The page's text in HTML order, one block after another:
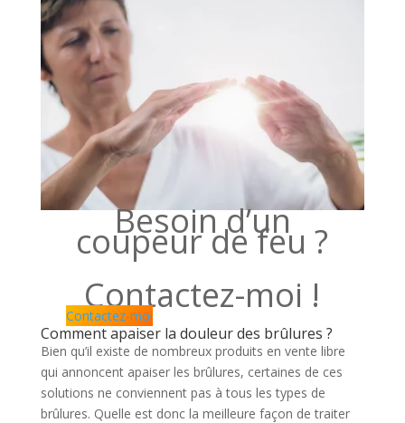
Besoin d’un
coupeur de feu ?
Contactez-moi !
Contactez-moi
Comment apaiser la douleur des brûlures ?
Bien qu’il existe de nombreux produits en vente libre
qui annoncent apaiser les brûlures, certaines de ces
solutions ne conviennent pas à tous les types de
brûlures. Quelle est donc la meilleure façon de traiter